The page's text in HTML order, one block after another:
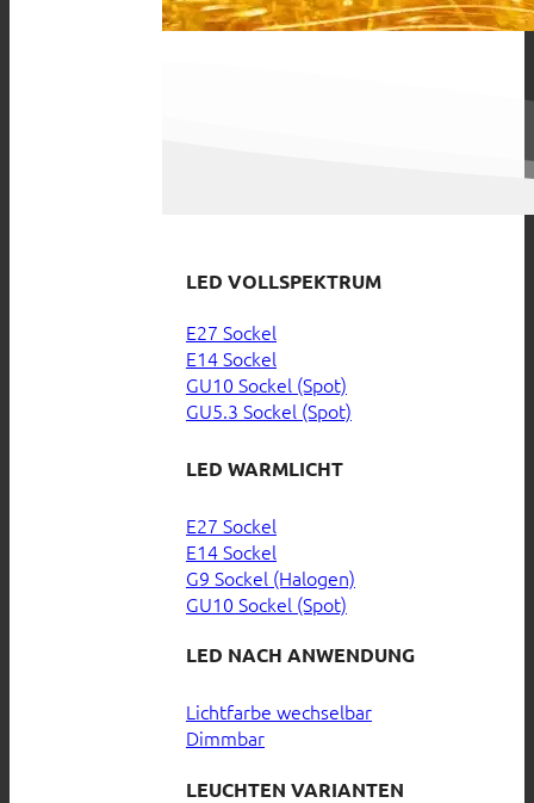
LED VOLLSPEKTRUM
E27 Sockel
E14 Sockel
GU10 Sockel (Spot)
GU5.3 Sockel (Spot)
LED WARMLICHT
E27 Sockel
E14 Sockel
G9 Sockel (Halogen)
GU10 Sockel (Spot)
LED NACH ANWENDUNG
Lichtfarbe wechselbar
Dimmbar
LEUCHTEN VARIANTEN